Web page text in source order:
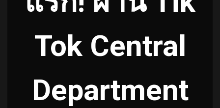
Tok Central
Department